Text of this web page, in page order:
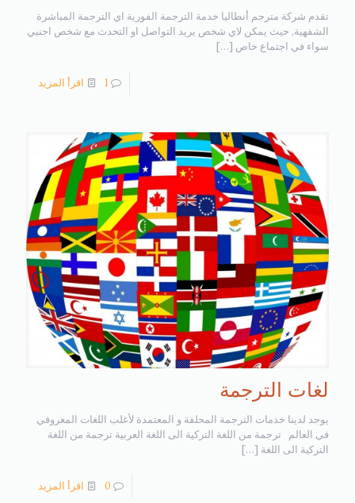
تقدم شركة مترجم أنطاليا خدمة الترجمة الفورية اي الترجمة المباشرة
الشفهية, حيث يمكن لاي شخص يريد التواصل او التحدث مع شخص اجنبي
سواء في اجتماع خاص […]
1 اقرأ المزيد
لغات الترجمة
يوجد لدينا خدمات الترجمة المحلفة و المعتمدة لأغلب اللغات المعروفي
في العالم ترجمة من اللغة التركية الى اللغة العربية ترجمة من اللغة
التركية الى اللغة […]
0 اقرأ المزيد